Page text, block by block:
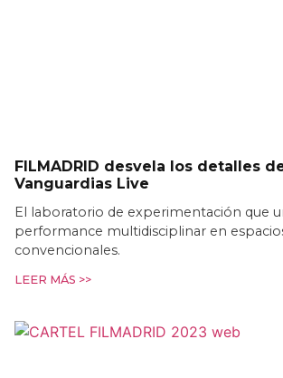
FILMADRID desvela los detalles
Vanguardias Live
El laboratorio de experimentación que
performance multidisciplinar en
convencionales.
LEER MÁS >>